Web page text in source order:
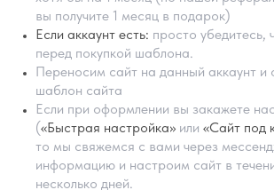
вы получите 1 месяц в подарок)
Если аккаунт есть: просто убедитесь,
перед покупкой шаблона.
Переносим сайт на данный аккаунт и
шаблон сайта
Если при оформлении вы закажете
(«Быстрая настройка» или «Сайт под
то мы свяжемся с вами через
информацию и настроим сайт в
несколько дней.
ПОМОЩЬ В НАСТРОЙКИ
ШАБЛОНА